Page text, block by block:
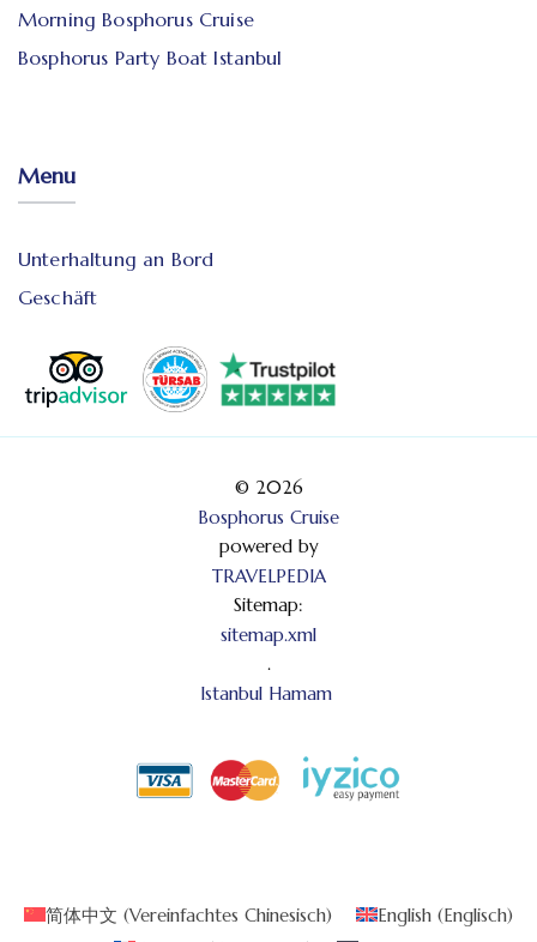
Morning Bosphorus Cruise
Bosphorus Party Boat Istanbul
Menu
Unterhaltung an Bord
Geschäft
© 2026
Bosphorus Cruise
powered by
TRAVELPEDIA
Sitemap:
sitemap.xml
.
Istanbul Hamam
简体中文 (Vereinfachtes Chinesisch) English (Englisch)